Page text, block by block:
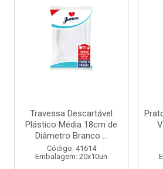
Travessa Descartável
Plástico Média 18cm de
Diâmetro Branco ...
Código: 41614
Embalagem: 20x10un